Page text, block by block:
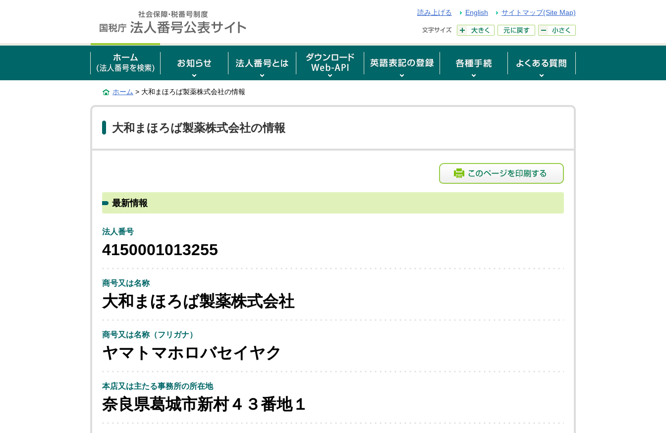
読み上げる English サイトマップ(Site Map)
ホーム > 大和まほろば製薬株式会社の情報
大和まほろば製薬株式会社の情報
最新情報
法人番号
4150001013255
商号又は名称
大和まほろば製薬株式会社
商号又は名称（フリガナ）
ヤマトマホロバセイヤク
本店又は主たる事務所の所在地
奈良県葛城市新村４３番地１